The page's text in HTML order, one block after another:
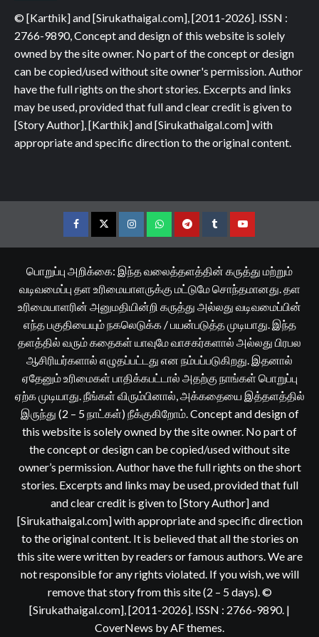
© [Karthik] and [Sirukathaigal.com], [2011-2026]. ISSN :
2766-9890, Concept and design of this website is solely
owned by the site owner. No part of the concept or design
can be copied/used without site owner's permission. Author
have the full rights on the short stories. Excerpts and links
may be used, provided that full and clear credit is given to
[Story Author], [Karthik] and [Sirukathaigal.com] with
appropriate and specific direction to the original content.
FacebookTwitterInstagramWhatsappTelegramTumblrYouTube
பொறுப்பு அறிக்கை: இந்த வலைத்தளத்தின் கருத்து மற்றும்
வடிவமைப்பு தள உரிமையாளருக்கு மட்டுமே சொந்தமானது. தள
உரிமையாளரின் அனுமதியின்றி கருத்து அல்லது வடிவமைப்பின்
எந்த பகுதியையும் நகலெடுக்க / பயன்படுத்த முடியாது. இந்த
தளத்தில் வரும் கதைகள் யாவுமே வாசகர்களால் அல்லது பிரபல
ஆசிரியர்களால் எழுதப்பட்டது என நம்பப்படுகிறது. இதனால்
ஏதேனும் உரிமைகள் பாதிக்கபட்டால் அதற்கு நாங்கள் பொறுப்பு
ஏற்க முடியாது. நீங்கள் விரும்பினால், அக்கதையை இத்தளத்தில்
இருந்து (2 – 5 நாட்கள்) நீக்குகிறோம். Concept and design of
this website is solely owned by the site owner. No part of
the concept or design can be copied/used without site
owner’s permission. Author have the full rights on the short
stories. Excerpts and links may be used, provided that full
and clear credit is given to [Story Author] and
[Sirukathaigal.com] with appropriate and specific direction
to the original content. It is believed that all the stories on
this site were written by readers or famous authors. We are
not responsible for any rights violated. If you wish, we will
remove that story from this site (2 – 5 days). ©
[Sirukathaigal.com], [2011-2026]. ISSN : 2766-9890. |
CoverNews by AF themes.